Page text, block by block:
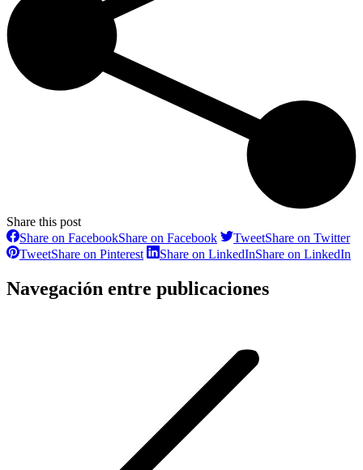
Share this post
Share on FacebookShare on Facebook TweetShare on Twitter
TweetShare on Pinterest Share on LinkedInShare on LinkedIn
Navegación entre publicaciones